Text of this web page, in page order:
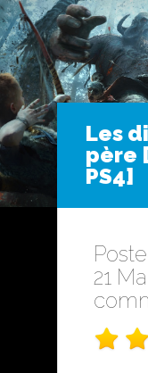
Les
père
PS4]
21